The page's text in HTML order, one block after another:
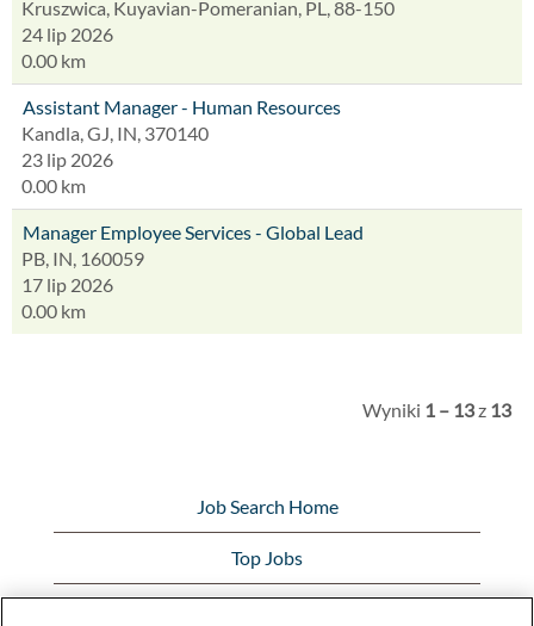
Kruszwica, Kuyavian-Pomeranian, PL, 88-150
24 lip 2026
0.00 km
Assistant Manager - Human Resources
Kandla, GJ, IN, 370140
23 lip 2026
0.00 km
Manager Employee Services - Global Lead
PB, IN, 160059
17 lip 2026
0.00 km
Wyniki 1 – 13z 13
Job Search Home
Top Jobs